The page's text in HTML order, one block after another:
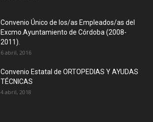
Convenio Único de los/as Empleados/as del
Excmo.Ayuntamiento de Córdoba (2008-
2011).
6 abril, 2016
Convenio Estatal de ORTOPEDIAS Y AYUDAS
TÉCNICAS
4 abril, 2018